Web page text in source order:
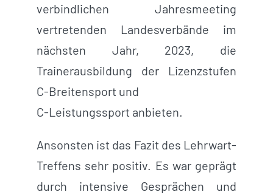
verbindlichen Jahresmeeting
vertretenden Landesverbände im
nächsten Jahr, 2023, die
Trainerausbildung der Lizenzstufen
C-Breitensport und
C-Leistungssport anbieten.
Ansonsten ist das Fazit des Lehrwart-
Treffens sehr positiv. Es war geprägt
durch intensive Gesprächen und